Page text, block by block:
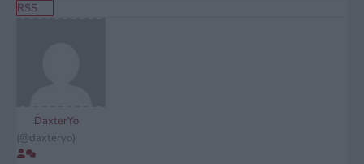
RSS
DaxterYo
(@daxteryo)